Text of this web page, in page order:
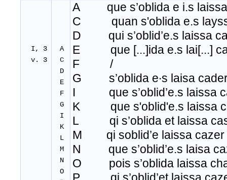
I, 3
v. 3
A
C
D
E
F
G
I
K
L
M
N
O
A que s’oblida e i.s
C quan s'oblida e.s
D qui s’oblid’e.s laissa
E que [...]ida e.s lai[...]
F /
G s’oblida e∙s laisa
I que s’oblid’e.s laissa
K que s'oblid'e.s laissa
L qi s’oblida et laissa
M qi soblid’e laissa cazer
N que s’oblid’e.s laisa
O pois s’oblida laissa